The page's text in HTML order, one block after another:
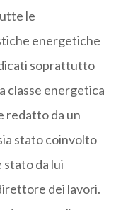
le
energetiche
soprattutto
classe energetica
redatto da un
stato coinvolto
stato da lui
dei lavori.